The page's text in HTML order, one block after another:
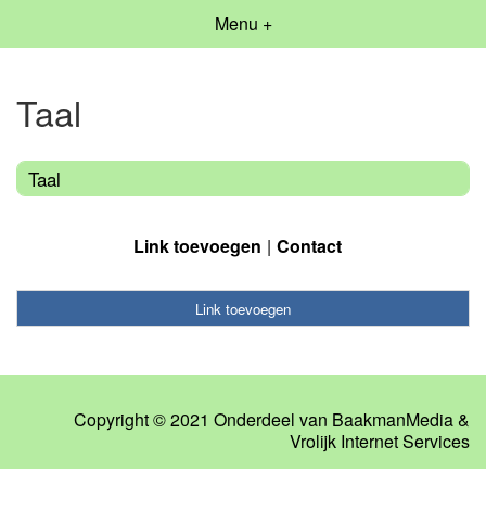
Menu +
Taal
Taal
Link toevoegen Contact
Link toevoegen
Copyright © 2021 Onderdeel van BaakmanMedia&
Vrolijk Internet Services